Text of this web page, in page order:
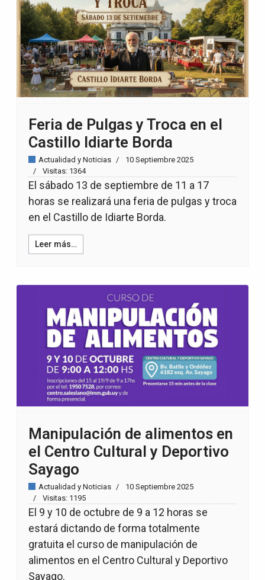
Feria de Pulgas y Troca en el
Castillo Idiarte Borda
Actualidad y Noticias
10 Septiembre 2025
Visitas: 1364
El sábado 13 de septiembre de 11 a 17
horas se realizará una feria de pulgas y troca
en el Castillo de Idiarte Borda.
Leer más…
Manipulación de alimentos en
el Centro Cultural y Deportivo
Sayago
Actualidad y Noticias
10 Septiembre 2025
Visitas: 1195
El 9 y 10 de octubre de 9 a 12 horas se
estará dictando de forma totalmente
gratuita el curso de manipulación de
alimentos en el Centro Cultural y Deportivo
Sayago.